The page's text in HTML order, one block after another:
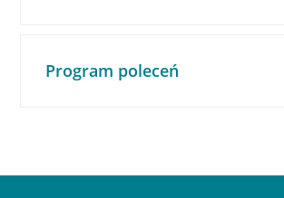
Program poleceń